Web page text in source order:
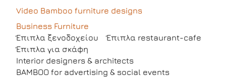
Video Bamboo furniture designs
Business Furniture
Έπιπλα ξενοδοχείου
Έπιπλα restaurant-cafe
Έπιπλα για σκάφη
Interior designers & architects
BAMBOO for advertising & social events